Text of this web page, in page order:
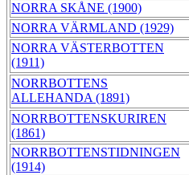
NORRA SKÅNE (1900)
NORRA VÄRMLAND (1929)
NORRA VÄSTERBOTTEN
(1911)
NORRBOTTENS
ALLEHANDA (1891)
NORRBOTTENSKURIREN
(1861)
NORRBOTTENSTIDNINGEN
(1914)